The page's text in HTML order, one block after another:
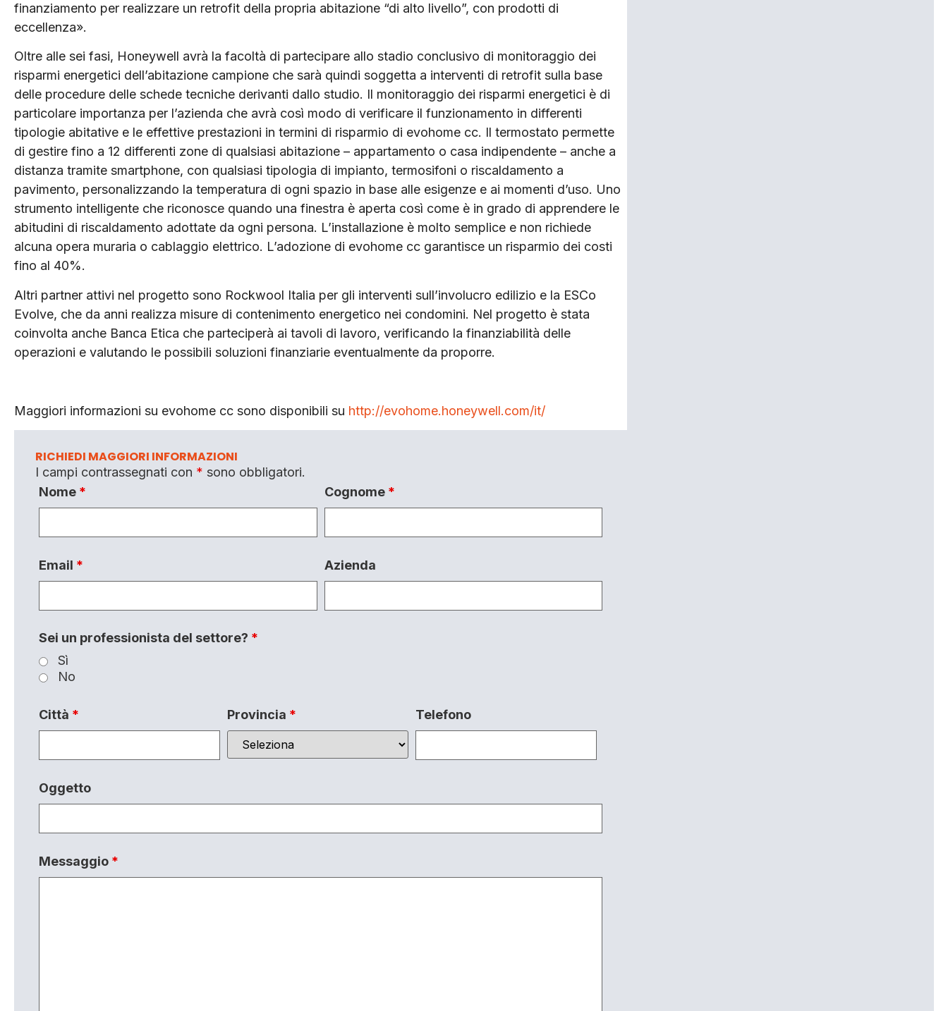
finanziamento per realizzare un retrofit della propria abitazione “di alto livello”, con prodotti di
eccellenza».
Oltre alle sei fasi, Honeywell avrà la facoltà di partecipare allo stadio conclusivo di monitoraggio dei
risparmi energetici dell’abitazione campione che sarà quindi soggetta a interventi di retrofit sulla base
delle procedure delle schede tecniche derivanti dallo studio. Il monitoraggio dei risparmi energetici è di
particolare importanza per l’azienda che avrà così modo di verificare il funzionamento in differenti
tipologie abitative e le effettive prestazioni in termini di risparmio di evohome cc. Il termostato permette
di gestire fino a 12 differenti zone di qualsiasi abitazione – appartamento o casa indipendente – anche a
distanza tramite smartphone, con qualsiasi tipologia di impianto, termosifoni o riscaldamento a
pavimento, personalizzando la temperatura di ogni spazio in base alle esigenze e ai momenti d’uso. Uno
strumento intelligente che riconosce quando una finestra è aperta così come è in grado di apprendere le
abitudini di riscaldamento adottate da ogni persona. L’installazione è molto semplice e non richiede
alcuna opera muraria o cablaggio elettrico. L’adozione di evohome cc garantisce un risparmio dei costi
fino al 40%.
Altri partner attivi nel progetto sono Rockwool Italia per gli interventi sull’involucro edilizio e la ESCo
Evolve, che da anni realizza misure di contenimento energetico nei condomini. Nel progetto è stata
coinvolta anche Banca Etica che parteciperà ai tavoli di lavoro, verificando la finanziabilità delle
operazioni e valutando le possibili soluzioni finanziarie eventualmente da proporre.
Maggiori informazioni su evohome cc sono disponibili su http://evohome.honeywell.com/it/
RICHIEDI MAGGIORI INFORMAZIONI
I campi contrassegnati con * sono obbligatori.
Nome * Cognome *
Email * Azienda
Sei un professionista del settore? *
Sì
No
Città * Provincia * Telefono
Oggetto
Messaggio *